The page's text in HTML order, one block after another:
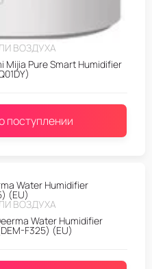
ВОЗДУХА
Mijia Pure Smart Humidifier
поступлении
ВОЗДУХА
Water Humidifier
F325) (EU)